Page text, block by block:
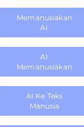
Memanusiakan
AI
AI
Memanusiakan
AI Ke Teks
Manusia